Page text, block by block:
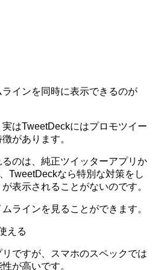
インを同時に表示できるのが
はTweetDeckにはプロモツイー
があります。
のは、純正ツイッターアプリか
TweetDeckなら特別な対策をし
表示されることがないのです。
ラインを見ることができます。
える
ですが、スマホのスペックでは
が高いです。